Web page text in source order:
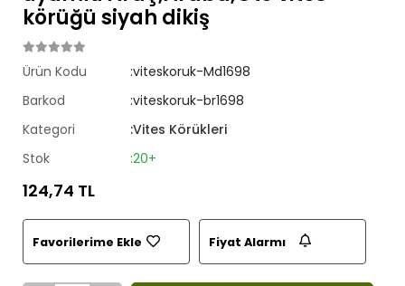
körüğü siyah dikiş
Ürün Kodu
:viteskoruk-Md1698
Barkod
:viteskoruk-br1698
Kategori
:Vites Körükleri
Stok
:20+
124,74 TL
Favorilerime Ekle Fiyat Alarmı